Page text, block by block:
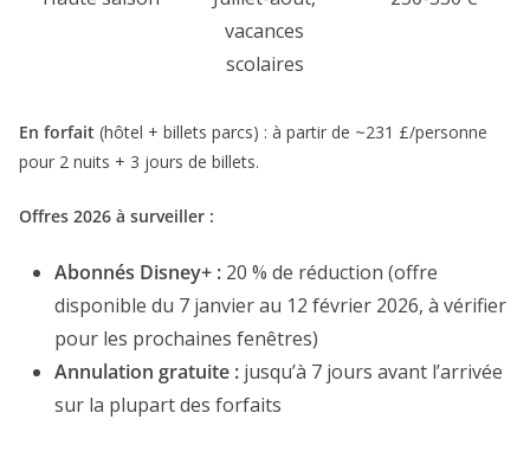
vacances
scolaires
En forfait (hôtel + billets parcs) : à partir de ~231 £/personne
pour 2 nuits + 3 jours de billets.
Offres 2026 à surveiller :
Abonnés Disney+ : 20 % de réduction (offre
disponible du 7 janvier au 12 février 2026, à vérifier
pour les prochaines fenêtres)
Annulation gratuite : jusqu’à 7 jours avant l’arrivée
sur la plupart des forfaits